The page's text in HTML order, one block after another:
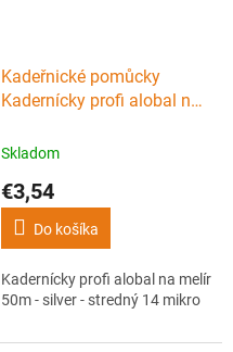
Kadeřnické pomůcky
Kadernícky profi alobal na
14 mikro
Skladom
€3,54
Do košíka
Kadernícky profi alobal na melír
50m - silver - stredný 14 mikro